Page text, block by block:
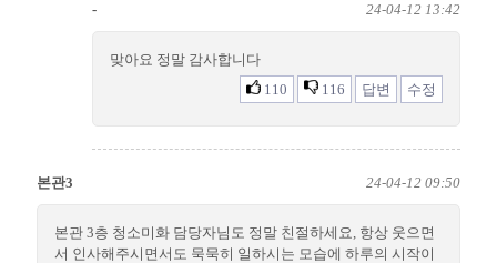
- 24-04-12 13:42
맞아요 정말 감사합니다
110
116 답변 수정
본관3 24-04-12 09:50
본관 3층 청소미화 담당자님도 정말 친절하세요, 항상 웃으면
서 인사해주시면서도 묵묵히 일하시는 모습에 하루의 시작이